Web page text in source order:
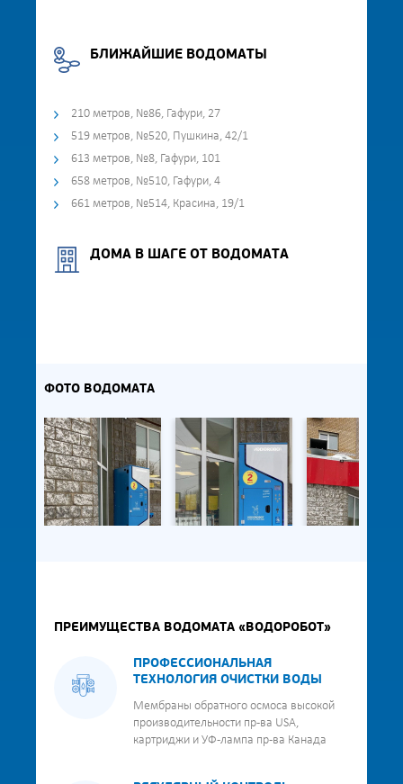
БЛИЖАЙШИЕ ВОДОМАТЫ
210 метров, №86, Гафури, 27
519 метров, №520, Пушкина, 42/1
613 метров, №8, Гафури, 101
658 метров, №510, Гафури, 4
661 метров, №514, Красина, 19/1
ДОМА В ШАГЕ ОТ ВОДОМАТА
ФОТО ВОДОМАТА
ПРЕИМУЩЕСТВА ВОДОМАТА «ВОДОРОБОТ»
ПРОФЕССИОНАЛЬНАЯ
ТЕХНОЛОГИЯ ОЧИСТКИ ВОДЫ
Мембраны обратного осмоса высокой
производительности пр-ва USA,
картриджи и УФ-лампа пр-ва Канада